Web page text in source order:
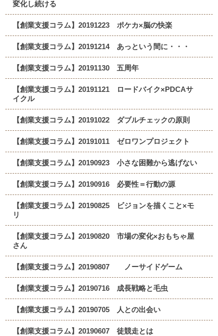
変化し続ける
【創業支援コラム】20191223 ポケカ×脳の快楽
【創業支援コラム】20191214 あっという間に・・・
【創業支援コラム】20191130 五周年
【創業支援コラム】20191121 ロードバイク×PDCAサ
イクル
【創業支援コラム】20191022 ダブルチェックの原則
【創業支援コラム】20191011 ゼロワンプロジェクト
【創業支援コラム】20190923 小さな困難から逃げない
【創業支援コラム】20190916 必要性＝行動の源
【創業支援コラム】20190825 ビジョンを描くこと×モ
リ
【創業支援コラム】20190820 市場の変化×おもちゃ屋
さん
【創業支援コラム】20190807 ノーサイドゲーム
【創業支援コラム】20190716 成長戦略と毛虫
【創業支援コラム】20190705 人との出会い
【創業支援コラム】20190607 徒競走とは